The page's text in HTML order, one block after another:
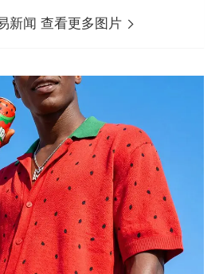
新闻 查看更多图片